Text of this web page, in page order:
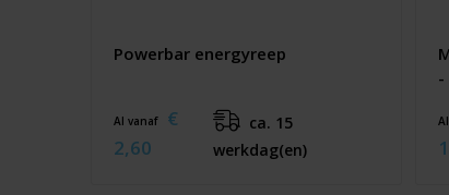
Powerbar energyreep
Al vanaf
€
2,60
ca. 15
werkdag(en)
-